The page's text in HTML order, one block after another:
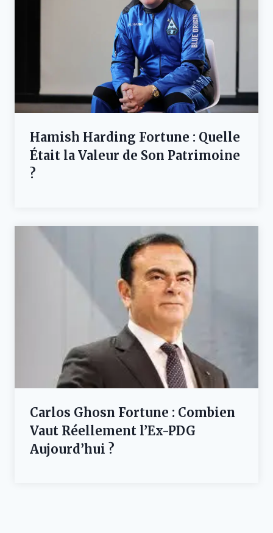
Hamish Harding Fortune : Quelle
Était la Valeur de Son Patrimoine
?
Carlos Ghosn Fortune : Combien
Vaut Réellement l’Ex-PDG
Aujourd’hui ?